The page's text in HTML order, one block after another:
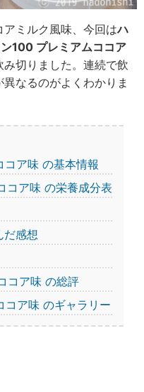
ミルク風味、今回はハ
100 プレミアムココア
切りました。連続で飲
なるのがよくわかりま
ア味 の基本情報
コア味 の栄養成分表
だ感想
コア味 の総評
コア味 のギャラリー